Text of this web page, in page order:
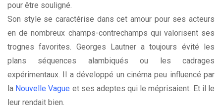
pour être souligné.
Son style se caractérise dans cet amour pour ses acteurs
en de nombreux champs-contrechamps qui valorisent ses
trognes favorites. Georges Lautner a toujours évité les
plans séquences alambiqués ou les cadrages
expérimentaux. Il a développé un cinéma peu influencé par
la Nouvelle Vague et ses adeptes qui le méprisaient. Et il le
leur rendait bien.